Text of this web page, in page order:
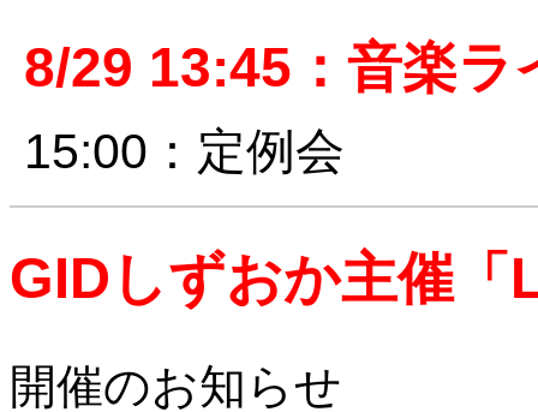
8/29 13:45：音楽ラ
15:00：定例会
GIDしずおか主催
開催のお知らせ